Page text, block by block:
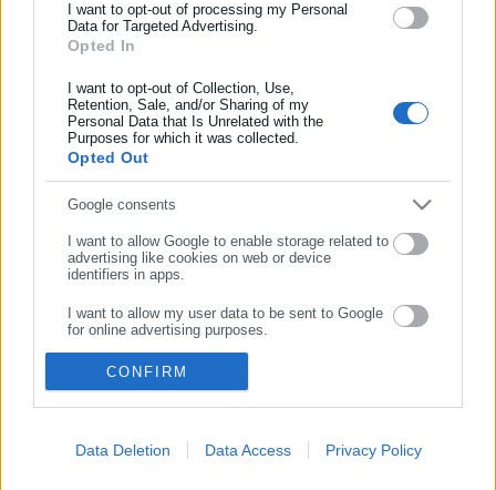
I want to opt-out of processing my Personal
Data for Targeted Advertising.
Opted In
I want to opt-out of Collection, Use,
Retention, Sale, and/or Sharing of my
Personal Data that Is Unrelated with the
Purposes for which it was collected.
Opted Out
Google consents
I want to allow Google to enable storage related to
advertising like cookies on web or device
identifiers in apps.
I want to allow my user data to be sent to Google
for online advertising purposes.
I want to allow Google to send me personalized
analytics like cookies on web or device identifiers
in apps.
CONFIRM
Data Deletion Data Access Privacy Policy
Συμπλήρωσε email
Κεντρική Εκλογές
Ευρετήριο ΟΤΑ Σύνδεσμοι
Διαφήμιση Επικοινωνία
Πανεπιστημίου 56, Αθήνα τ.κ. 106 78, ΜΗΤ: 232416
Τηλ. 210 514 3137-8
Φαξ: 210 512 3020
email:press@aftodioikisi.gr
ΠΟΛΙΤΙΚΗ ΑΠΟΡΡΗΤΟΥ
Πολιτική Cookies